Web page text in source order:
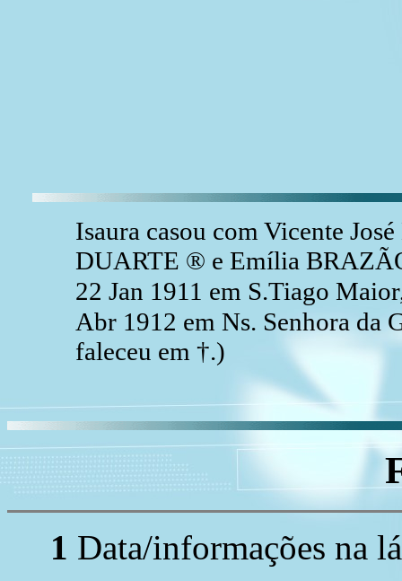
Isaura casou com Vicente
DUARTE ® e Emília
22 Jan 1911 em S.Tiago
Abr 1912 em Ns. Senhora da
faleceu em †.)
1 Data/informações na